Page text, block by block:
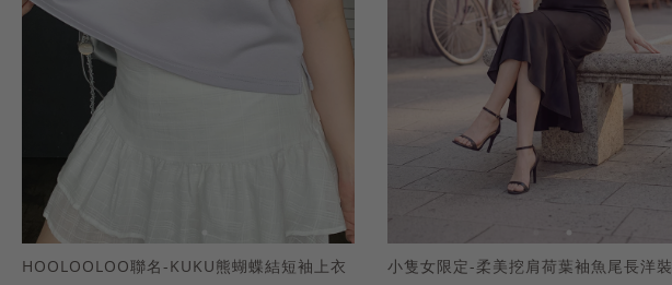
HOOLOOLOO聯名-KUKU熊蝴蝶結短袖上衣 小隻女限定-柔美挖肩荷葉袖魚尾長洋裝